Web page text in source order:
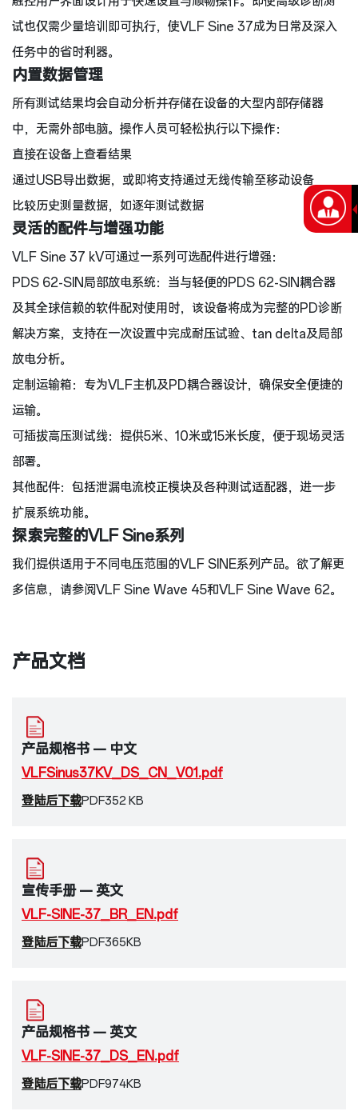
试也仅需少量培训即可执行，使VLF Sine 37成为日常及深入
任务中的省时利器。
内置数据管理
所有测试结果均会自动分析并存储在设备的大型内部存储器
中，无需外部电脑。操作人员可轻松执行以下操作：
直接在设备上查看结果
通过USB导出数据，或即将支持通过无线传输至移动设备
比较历史测量数据，如逐年测试数据
灵活的配件与增强功能
VLF Sine 37 kV可通过一系列可选配件进行增强：
PDS 62-SIN局部放电系统：当与轻便的PDS 62-SIN耦合器
及其全球信赖的软件配对使用时，该设备将成为完整的PD诊断
解决方案，支持在一次设置中完成耐压试验、tan delta及局部
放电分析。
定制运输箱：专为VLF主机及PD耦合器设计，确保安全便捷的
运输。
可插拔高压测试线：提供5米、10米或15米长度，便于现场灵活
部署。
其他配件：包括泄漏电流校正模块及各种测试适配器，进一步
扩展系统功能。
探索完整的VLF Sine系列
我们提供适用于不同电压范围的VLF SINE系列产品。欲了解更
多信息，请参阅VLF Sine Wave 45和VLF Sine Wave 62。
产品文档
产品规格书 — 中文
VLFSinus37KV_DS_CN_V01.pdf
登陆后下载PDF352 KB
宣传手册 — 英文
VLF-SINE-37_BR_EN.pdf
登陆后下载PDF365KB
产品规格书 — 英文
VLF-SINE-37_DS_EN.pdf
登陆后下载PDF974KB